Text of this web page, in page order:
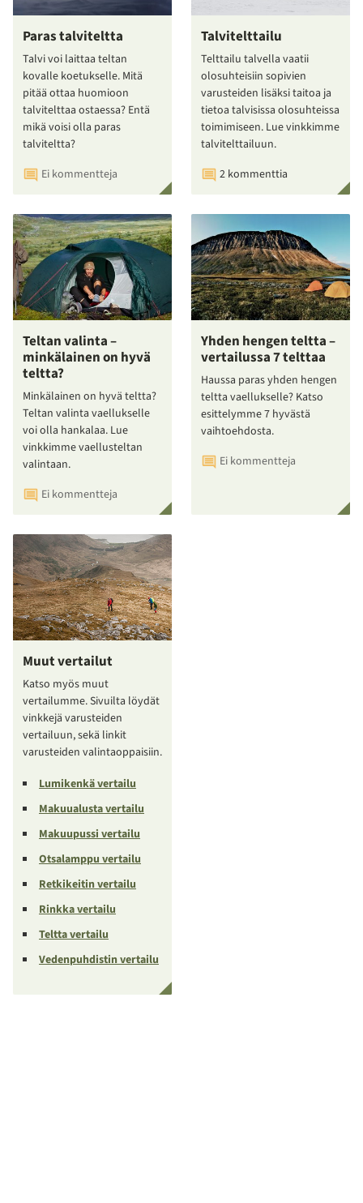
Paras talviteltta
Talvi voi laittaa teltan
kovalle koetukselle. Mitä
pitää ottaa huomioon
talvitelttaa ostaessa? Entä
mikä voisi olla paras
talviteltta?
Ei kommentteja
Talvitelttailu
Telttailu talvella vaatii
olosuhteisiin sopivien
varusteiden lisäksi taitoa ja
tietoa talvisissa olosuhteissa
toimimiseen. Lue vinkkimme
talvitelttailuun.
2 kommenttia
Teltan valinta –
minkälainen on hyvä
teltta?
Minkälainen on hyvä teltta?
Teltan valinta vaellukselle
voi olla hankalaa. Lue
vinkkimme vaellusteltan
valintaan.
Ei kommentteja
Yhden hengen teltta –
vertailussa 7 telttaa
Haussa paras yhden hengen
teltta vaellukselle? Katso
esittelymme 7 hyvästä
vaihtoehdosta.
Ei kommentteja
Muut vertailut
Katso myös muut
vertailumme. Sivuilta löydät
vinkkejä varusteiden
vertailuun, sekä linkit
varusteiden valintaoppaisiin.
Lumikenkä vertailu
Makuualusta vertailu
Makuupussi vertailu
Otsalamppu vertailu
Retkikeitin vertailu
Rinkka vertailu
Teltta vertailu
Vedenpuhdistin vertailu